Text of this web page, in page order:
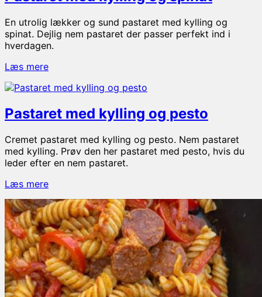
En utrolig lækker og sund pastaret med kylling og
spinat. Dejlig nem pastaret der passer perfekt ind i
hverdagen.
Læs merePastaret
kylling
spinat
Pastaret med kylling og pesto
Cremet pastaret med kylling og pesto. Nem pastaret
med kylling. Prøv den her pastaret med pesto, hvis du
leder efter en nem pastaret.
Læs merePastaret
kylling
og
pesto